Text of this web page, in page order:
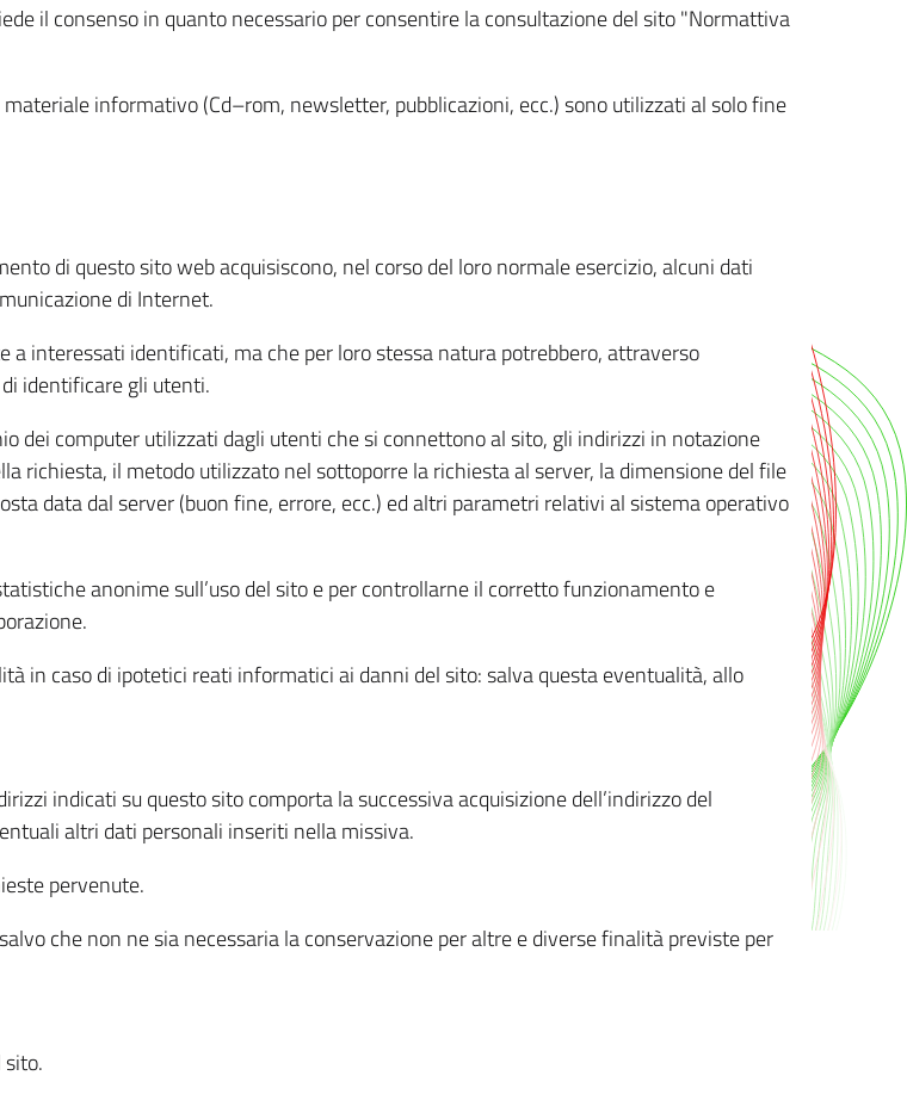
il consenso in quanto necessario per consentire la consultazione del sito "Normattiva
informativo (Cd–rom, newsletter, pubblicazioni, ecc.) sono utilizzati al solo fine
di questo sito web acquisiscono, nel corso del loro normale esercizio, alcuni dati
di Internet.
interessati identificati, ma che per loro stessa natura potrebbero, attraverso
identificare gli utenti.
dei computer utilizzati dagli utenti che si connettono al sito, gli indirizzi in notazione
richiesta, il metodo utilizzato nel sottoporre la richiesta al server, la dimensione del file
data dal server (buon fine, errore, ecc.) ed altri parametri relativi al sistema operativo
anonime sull’uso del sito e per controllarne il corretto funzionamento e
in caso di ipotetici reati informatici ai danni del sito: salva questa eventualità, allo
indicati su questo sito comporta la successiva acquisizione dell’indirizzo del
altri dati personali inseriti nella missiva.
pervenute.
che non ne sia necessaria la conservazione per altre e diverse finalità previste per